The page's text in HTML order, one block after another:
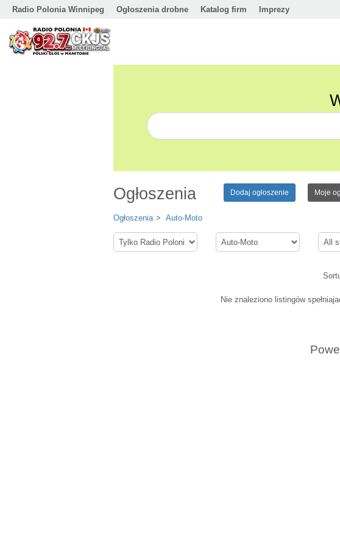
Radio Polonia Winnipeg Ogłoszenia drobne Katalog firm Imprezy
Ogłoszenia Dodaj ogłoszenie Moje
Ogłoszenia Auto-Moto
Nie znaleziono listingów